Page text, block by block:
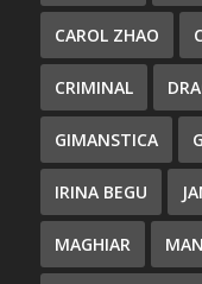
CAROL ZHAO
CRIMINAL
GIMANSTICA
IRINA BEGU
MAGHIAR